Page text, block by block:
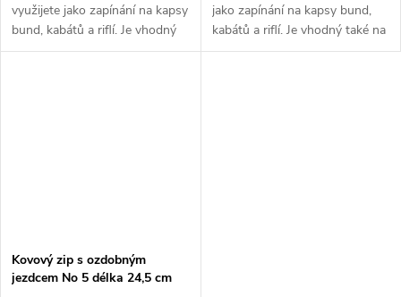
využijete jako zapínání na kapsy
bund, kabátů a riflí. Je vhodný
také na menší tašky či kabelky.
jako zapínání na kapsy bund,
kabátů a riflí. Je vhodný také na
menší tašky či kabelky.Šířka
Kovový zip s ozdobným
jezdcem No 5 délka 24,5 cm